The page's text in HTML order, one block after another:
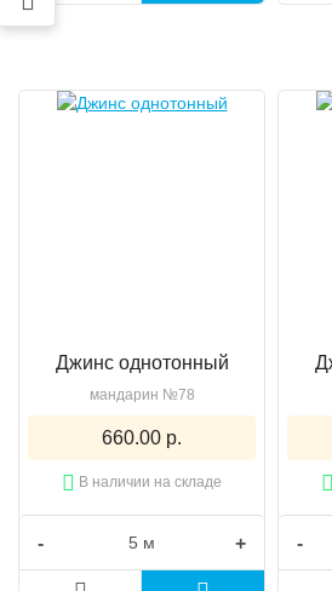
Джинс однотонный
мандарин №78
660.00 р.
В наличии на складе
- + -